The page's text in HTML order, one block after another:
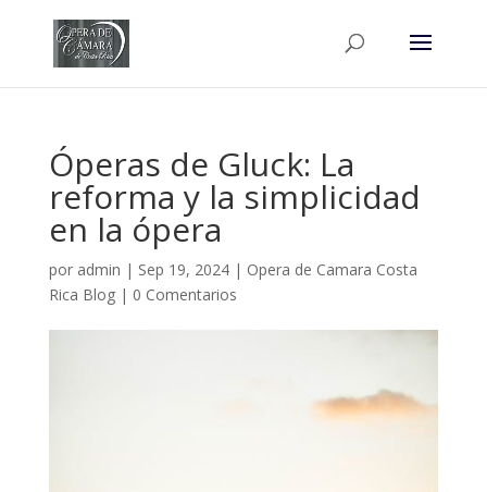
Óperas de Gluck: La
reforma y la simplicidad
en la ópera
por admin | Sep 19, 2024| Opera de Camara Costa
Rica Blog| 0 Comentarios